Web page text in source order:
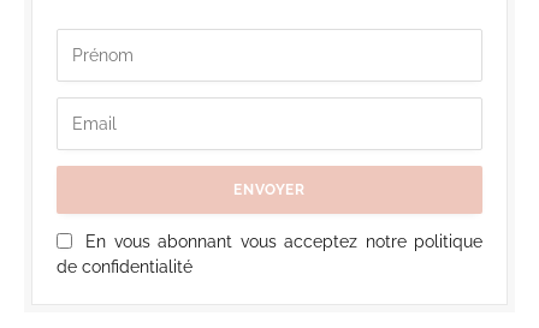
En vous abonnant vous acceptez notre politique
de confidentialité